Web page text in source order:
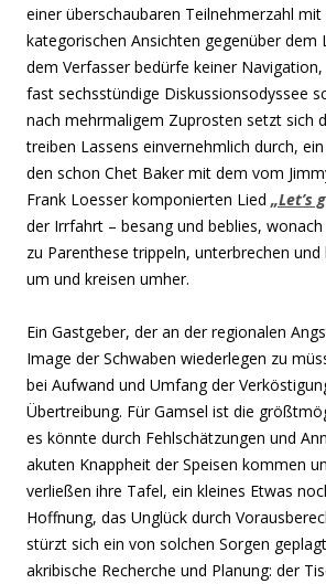
einer überschaubaren Teilnehmerzahl mit
kategorischen Ansichten gegenüber dem
dem Verfasser bedürfe keiner
fast sechsstündige Diskussionsodyssee
nach mehrmaligem Zuprosten setzt sich
treiben Lassens einvernehmlich durch,
den schon Chet Baker mit dem vom
Frank Loesser komponierten Lied „Let’s
der Irrfahrt – besang und beblies,
zu Parenthese trippeln, unterbrechen und
um und kreisen umher.
Ein Gastgeber, der an der regionalen
Image der Schwaben wiederlegen zu
bei Aufwand und Umfang der
Übertreibung. Für Gamsel ist die
es könnte durch Fehlschätzungen und
akuten Knappheit der Speisen kommen
verließen ihre Tafel, ein kleines Etwas
Hoffnung, das Unglück durch
stürzt sich ein von solchen Sorgen
akribische Recherche und Planung: der